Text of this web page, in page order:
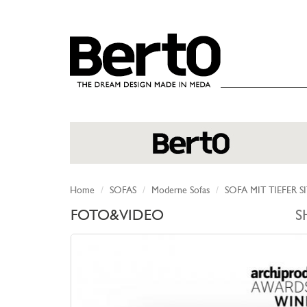
Home SOFAS Moderne Sofas SOFA MIT TIEFER
FOTO&VIDEO